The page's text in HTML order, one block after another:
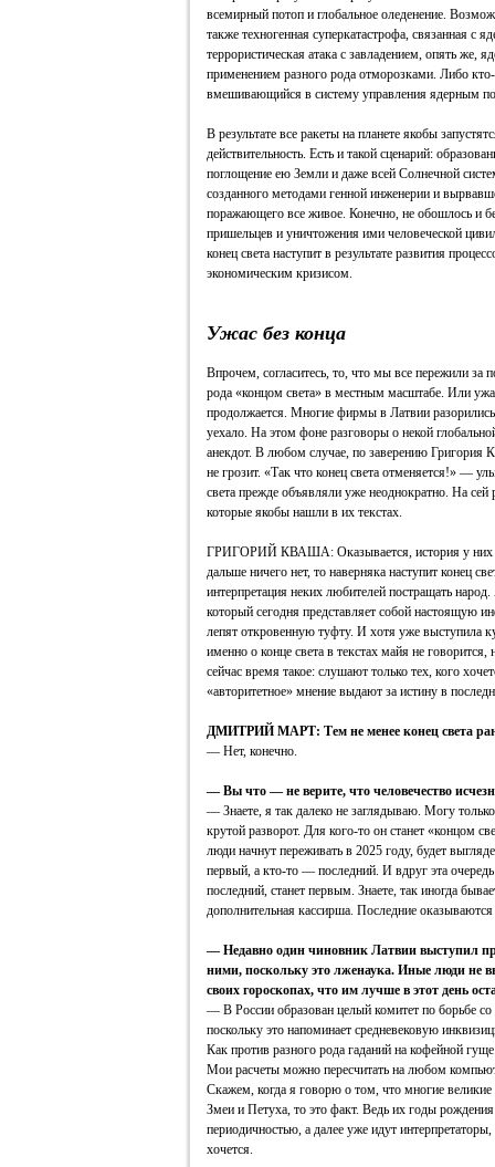
всемирный потоп и глобальное оледенение.
также техногенная суперкатастрофа, связанная с
террористическая атака с завладением, опять же,
применением разного рода отморозками. Либо
вмешивающийся в систему управления ядерным
В результате все ракеты на планете якобы
действительность. Есть и такой сценарий:
поглощение ею Земли и даже всей Солнечной
созданного методами генной инженерии и
поражающего все живое. Конечно, не обошлось и
пришельцев и уничтожения ими человеческой
конец света наступит в результате развития
экономическим кризисом.
Ужас без конца
Впрочем, согласитесь, то, что мы все пережили за
рода «концом света» в местным масштабе. Или
продолжается. Многие фирмы в Латвии
уехало. На этом фоне разговоры о некой
анекдот. В любом случае, по заверению Григория
не грозит. «Так что конец света отменяется!» —
света прежде объявляли уже неоднократно. На
которые якобы нашли в их текстах.
ГРИГОРИЙ КВАША: Оказывается, история у них
дальше ничего нет, то наверняка наступит конец
интерпретация неких любителей постращать
который сегодня представляет собой настоящую
лепят откровенную туфту. И хотя уже выступила
именно о конце света в текстах майя не
сейчас время такое: слушают только тех, кого
«авторитетное» мнение выдают за истину в
ДМИТРИЙ МАРТ: Тем не менее конец света
— Нет, конечно.
— Вы что — не верите, что человечество
— Знаете, я так далеко не заглядываю. Могу
крутой разворот. Для кого-то он станет «концом
люди начнут переживать в 2025 году, будет
первый, а кто-то — последний. И вдруг эта
последний, станет первым. Знаете, так иногда
дополнительная кассирша. Последние
— Недавно один чиновник Латвии выступил
ними, поскольку это лженаука. Иные люди не
своих гороскопах, что им лучше в этот день
— В России образован целый комитет по борьбе
поскольку это напоминает средневековую
Как против разного рода гаданий на кофейной
Мои расчеты можно пересчитать на любом
Скажем, когда я говорю о том, что многие
Змеи и Петуха, то это факт. Ведь их годы
периодичностью, а далее уже идут
хочется.